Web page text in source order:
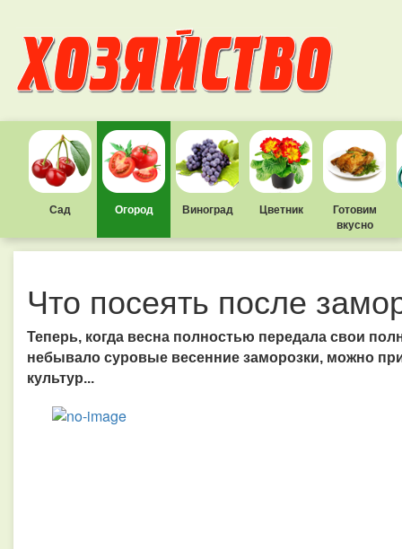
Сад Огород Виноград Цветник
Готовим
вкусно
Что посеять после
Теперь, когда весна полностью передала свои
небывало суровые весенние заморозки, можно
культур...